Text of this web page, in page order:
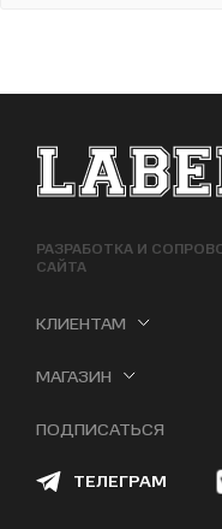
ФУТЕР
РАЗРАБОТКА И
САЙТА
КЛИЕНТАМ
МАГАЗИН
ПОДПИСАТЬСЯ
ТЕЛЕГРАМ